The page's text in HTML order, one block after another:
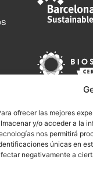
ofrecer las mejores
y/o acceder a la
nos permitirá
únicas en
negativamente a